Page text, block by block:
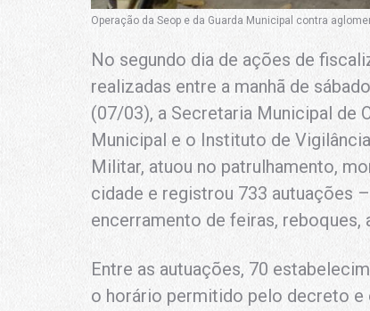
Operação da Seop e da Guarda Municipal contra
No segundo dia de ações de
realizadas entre a manhã de
(07/03), a Secretaria Municipal de
Municipal e o Instituto de
Militar, atuou no patrulhamento,
cidade e registrou 733 autuações
encerramento de feiras, reboques,
Entre as autuações, 70
o horário permitido pelo decreto